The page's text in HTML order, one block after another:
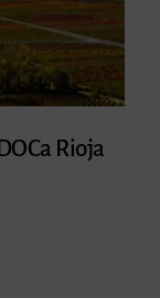
Rioja